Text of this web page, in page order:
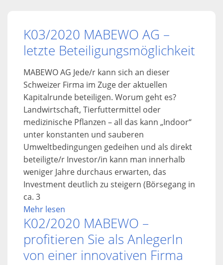
K03/2020 MABEWO AG –
letzte Beteiligungsmöglichkeit
MABEWO AG Jede/r kann sich an dieser
Schweizer Firma im Zuge der aktuellen
Kapitalrunde beteiligen. Worum geht es?
Landwirtschaft, Tierfuttermittel oder
medizinische Pflanzen – all das kann „Indoor“
unter konstanten und sauberen
Umweltbedingungen gedeihen und als direkt
beteiligte/r Investor/in kann man innerhalb
weniger Jahre durchaus erwarten, das
Investment deutlich zu steigern (Börsegang in
ca. 3
Mehr lesen
K02/2020 MABEWO –
profitieren Sie als AnlegerIn
von einer innovativen Firma